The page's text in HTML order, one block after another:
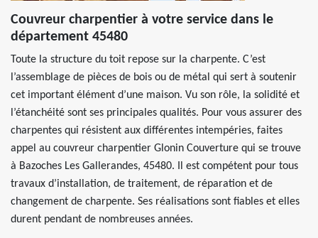
Couvreur charpentier à votre service dans le
département 45480
Toute la structure du toit repose sur la charpente. C’est
l’assemblage de pièces de bois ou de métal qui sert à soutenir
cet important élément d’une maison. Vu son rôle, la solidité et
l’étanchéité sont ses principales qualités. Pour vous assurer des
charpentes qui résistent aux différentes intempéries, faites
appel au couvreur charpentier Glonin Couverture qui se trouve
à Bazoches Les Gallerandes, 45480. Il est compétent pour tous
travaux d’installation, de traitement, de réparation et de
changement de charpente. Ses réalisations sont fiables et elles
durent pendant de nombreuses années.